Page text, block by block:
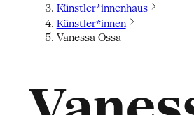
Künstler*innenhaus
Künstler*innen
Vanessa Ossa